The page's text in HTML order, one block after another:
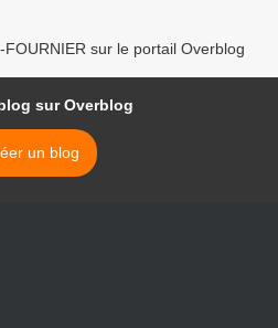
sur le portail Overblog
sur Overblog
un blog